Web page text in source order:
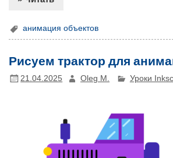
анимация объектов
Рисуем трактор для
21.04.2025 Oleg M. Уроки